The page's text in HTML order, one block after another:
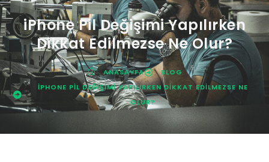
iPhone Pil Değişimi Yapılırken
Dikkat Edilmezse Ne Olur?
ANASAYFA
BLOG
IPHONE PIL DEĞIŞIMI YAPILIRKEN DIKKAT EDILMEZSE NE
OLUR?